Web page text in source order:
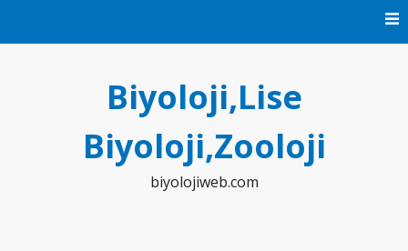
Biyoloji,Lise
Biyoloji,Zooloji
biyolojiweb.com